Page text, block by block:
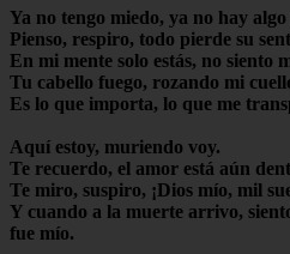
Ya no tengo miedo, ya no hay
Pienso, respiro, todo pierde su
En mi mente solo estás, no siento
Tu cabello fuego, rozando mi
Es lo que importa, lo que me
Aquí estoy, muriendo voy.
Te recuerdo, el amor está aún
Te miro, suspiro, ¡Dios mío, mil
Y cuando a la muerte arrivo,
fue mío.